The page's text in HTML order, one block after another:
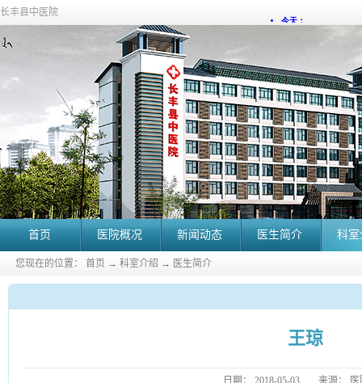
长丰县中医院
首页 医院概况 新闻动态 医生简介 科
您现在的位置： 首页 → 科室介绍 → 医生简介
王琼
日期： 2018-05-03 来源：